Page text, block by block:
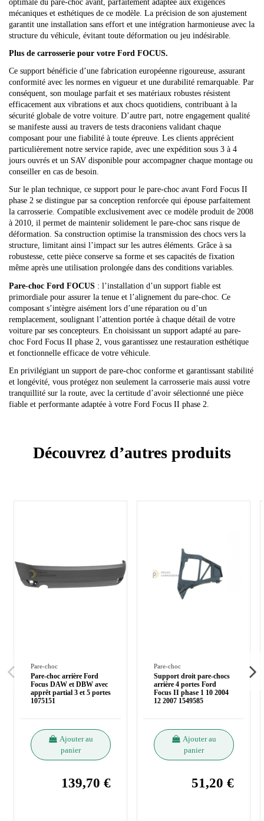
optimale du pare-choc avant, parfaitement adaptée aux exigences
mécaniques et esthétiques de ce modèle. La précision de son ajustement
garantit une installation sans effort et une intégration harmonieuse avec la
structure du véhicule, évitant toute déformation ou jeu indésirable.
Plus de carrosserie pour votre Ford FOCUS.
Ce support bénéficie d’une fabrication européenne rigoureuse, assurant
conformité avec les normes en vigueur et une durabilité remarquable. Par
conséquent, son moulage parfait et ses matériaux robustes résistent
efficacement aux vibrations et aux chocs quotidiens, contribuant à la
sécurité globale de votre voiture. D’autre part, notre engagement qualité
se manifeste aussi au travers de tests draconiens validant chaque
composant pour une fiabilité à toute épreuve. Les clients apprécient
particulièrement notre service rapide, avec une expédition sous 3 à 4
jours ouvrés et un SAV disponible pour accompagner chaque montage ou
conseiller en cas de besoin.
Sur le plan technique, ce support pour le pare-choc avant Ford Focus II
phase 2 se distingue par sa conception renforcée qui épouse parfaitement
la carrosserie. Compatible exclusivement avec ce modèle produit de 2008
à 2010, il permet de maintenir solidement le pare-choc sans risque de
déformation. Sa construction optimise la transmission des chocs vers la
structure, limitant ainsi l’impact sur les autres éléments. Grâce à sa
robustesse, cette pièce conserve sa forme et ses capacités de fixation
même après une utilisation prolongée dans des conditions variables.
Pare-choc Ford FOCUS : l’installation d’un support fiable est
primordiale pour assurer la tenue et l’alignement du pare-choc. Ce
composant s’intègre aisément lors d’une réparation ou d’un
remplacement, soulignant l’attention portée à chaque détail de votre
voiture par ses concepteurs. En choisissant un support adapté au pare-
choc Ford Focus II phase 2, vous garantissez une restauration esthétique
et fonctionnelle efficace de votre véhicule.
En privilégiant un support de pare-choc conforme et garantissant stabilité
et longévité, vous protégez non seulement la carrosserie mais aussi votre
tranquillité sur la route, avec la certitude d’avoir sélectionné une pièce
fiable et performante adaptée à votre Ford Focus II phase 2.
Découvrez d’autres produits
Pare-choc
Pare-choc arrière Ford
Focus DAW et DBW avec
apprêt partial 3 et 5 portes
1075151
Ajouter au
panier
139,70 €
Pare-choc
Support droit pare-chocs
arrière 4 portes Ford
Focus II phase 1 10 2004
12 2007 1549585
Ajouter au
panier
51,20 €